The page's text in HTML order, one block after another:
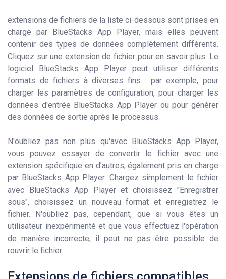
extensions de fichiers de la liste ci-dessous sont prises en
charge par BlueStacks App Player, mais elles peuvent
contenir des types de données complètement différents.
Cliquez sur une extension de fichier pour en savoir plus. Le
logiciel BlueStacks App Player peut utiliser différents
formats de fichiers à diverses fins : par exemple, pour
charger les paramètres de configuration, pour charger les
données d'entrée BlueStacks App Player ou pour générer
des données de sortie après le processus.
N'oubliez pas non plus qu'avec BlueStacks App Player,
vous pouvez essayer de convertir le fichier avec une
extension spécifique en d'autres, également pris en charge
par BlueStacks App Player. Chargez simplement le fichier
avec BlueStacks App Player et choisissez "Enregistrer
sous", choisissez un nouveau format et enregistrez le
fichier. N'oubliez pas, cependant, que si vous êtes un
utilisateur inexpérimenté et que vous effectuez l'opération
de manière incorrecte, il peut ne pas être possible de
rouvrir le fichier.